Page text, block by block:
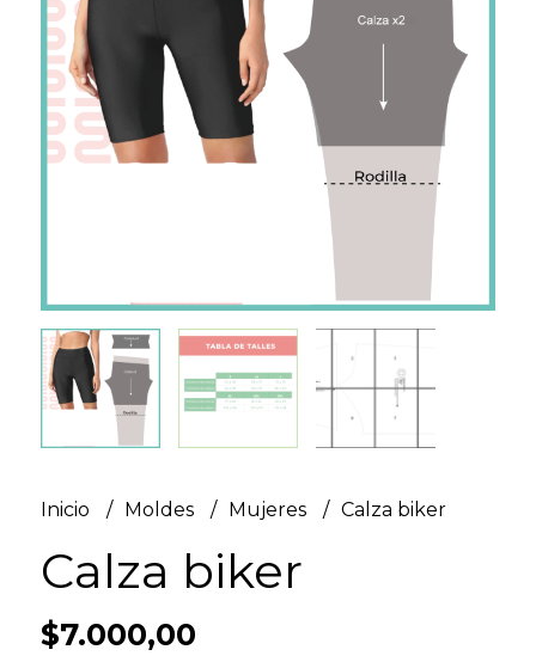
Inicio Moldes Mujeres Calza biker
Calza biker
$7.000,00